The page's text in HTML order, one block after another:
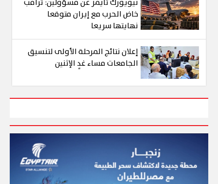
نيويورك تايمز عن مسؤولين: ترامب
خاض الحرب مع إيران متوقعا
نهايتها سريعا
إعلان نتائج المرحلة الأولى لتنسيق
الجامعات مساء غدٍ الإثنين